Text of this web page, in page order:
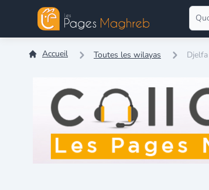
Accueil Toutes les wilayas Djelfa